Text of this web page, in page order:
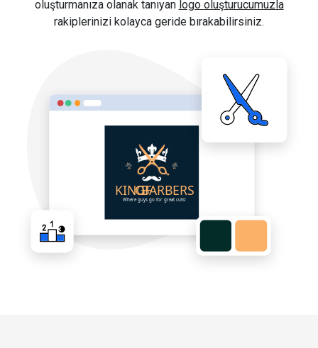
oluşturmanıza olanak tanıyan logo oluşturucumuzla
rakiplerinizi kolayca geride bırakabilirsiniz.